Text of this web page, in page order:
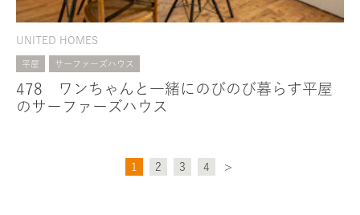
UNITED HOMES
平屋 サーファーズハウス
478 ワンちゃんと一緒にのびのび暮らす平屋
のサーファーズハウス
1 2 3 4 >